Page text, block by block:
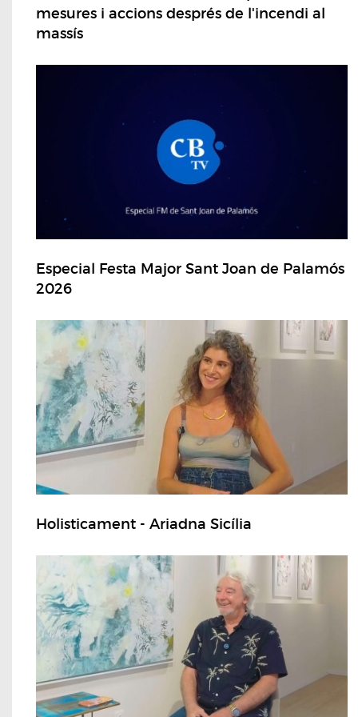
mesures i accions després de l'incendi al
massís
Especial Festa Major Sant Joan de Palamós
2026
Holisticament - Ariadna Sicília